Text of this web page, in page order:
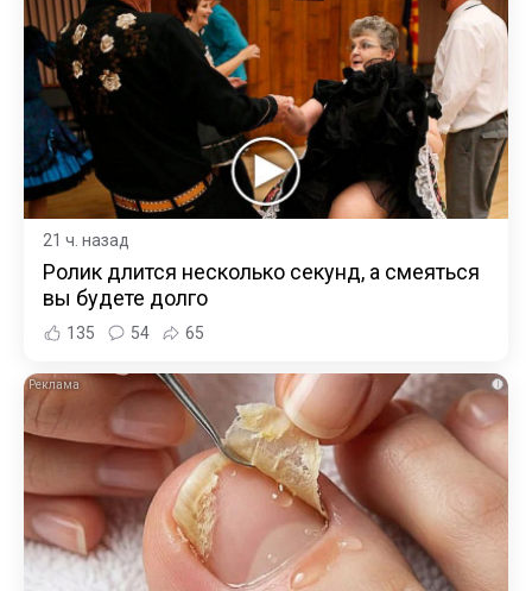
21 ч. назад
Ролик длится несколько секунд, а смеяться
вы будете долго
135 54 65
i